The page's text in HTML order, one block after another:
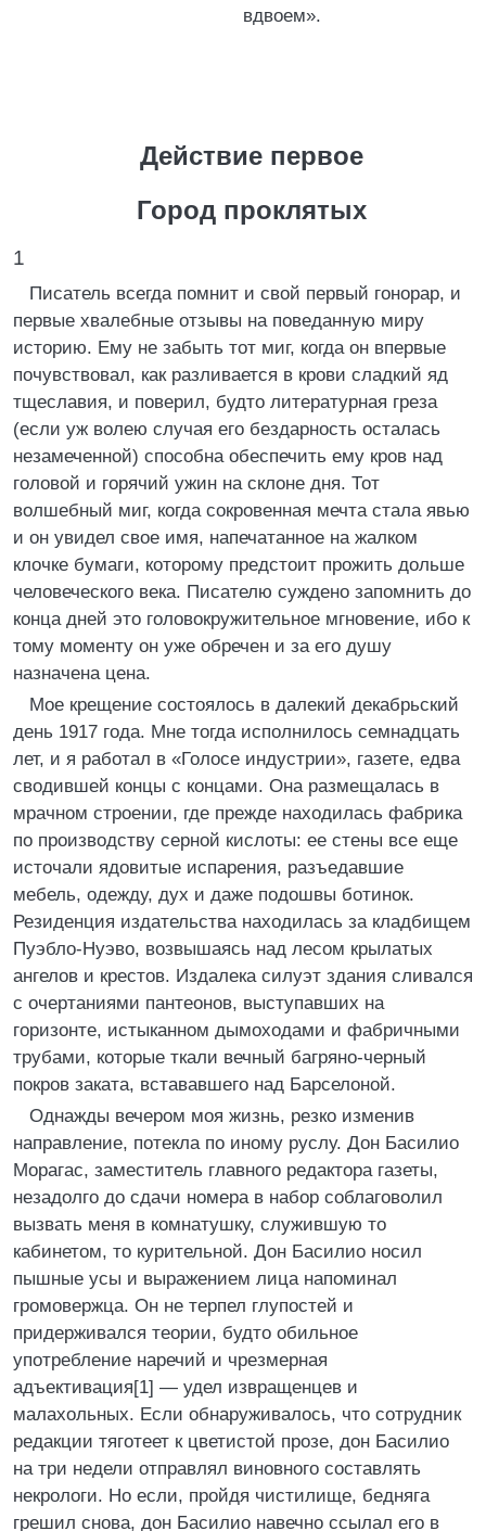
вдвоем».
Действие первое
Город проклятых
1
Писатель всегда помнит и свой первый гонорар, и
первые хвалебные отзывы на поведанную миру
историю. Ему не забыть тот миг, когда он впервые
почувствовал, как разливается в крови сладкий яд
тщеславия, и поверил, будто литературная греза
(если уж волею случая его бездарность осталась
незамеченной) способна обеспечить ему кров над
головой и горячий ужин на склоне дня. Тот
волшебный миг, когда сокровенная мечта стала явью
и он увидел свое имя, напечатанное на жалком
клочке бумаги, которому предстоит прожить дольше
человеческого века. Писателю суждено запомнить до
конца дней это головокружительное мгновение, ибо к
тому моменту он уже обречен и за его душу
назначена цена.
Мое крещение состоялось в далекий декабрьский
день 1917 года. Мне тогда исполнилось семнадцать
лет, и я работал в «Голосе индустрии», газете, едва
сводившей концы с концами. Она размещалась в
мрачном строении, где прежде находилась фабрика
по производству серной кислоты: ее стены все еще
источали ядовитые испарения, разъедавшие
мебель, одежду, дух и даже подошвы ботинок.
Резиденция издательства находилась за кладбищем
Пуэбло-Нуэво, возвышаясь над лесом крылатых
ангелов и крестов. Издалека силуэт здания сливался
с очертаниями пантеонов, выступавших на
горизонте, истыканном дымоходами и фабричными
трубами, которые ткали вечный багряно-черный
покров заката, встававшего над Барселоной.
Однажды вечером моя жизнь, резко изменив
направление, потекла по иному руслу. Дон Басилио
Морагас, заместитель главного редактора газеты,
незадолго до сдачи номера в набор соблаговолил
вызвать меня в комнатушку, служившую то
кабинетом, то курительной. Дон Басилио носил
пышные усы и выражением лица напоминал
громовержца. Он не терпел глупостей и
придерживался теории, будто обильное
употребление наречий и чрезмерная
адъективация[1] — удел извращенцев и
малахольных. Если обнаруживалось, что сотрудник
редакции тяготеет к цветистой прозе, дон Басилио
на три недели отправлял виновного составлять
некрологи. Но если, пройдя чистилище, бедняга
грешил снова, дон Басилио навечно ссылал его в